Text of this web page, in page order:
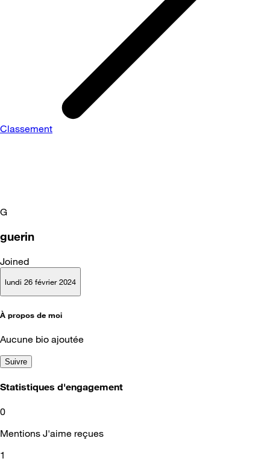
Classement
G
guerin
Joined
lundi 26 février 2024
À propos de moi
Aucune bio ajoutée
Suivre
Statistiques d'engagement
0
Mentions J'aime reçues
1